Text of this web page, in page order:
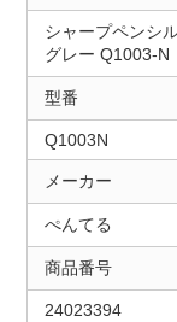
シャープペンシ
グレー Q1003-N
型番
Q1003N
メーカー
ぺんてる
商品番号
24023394